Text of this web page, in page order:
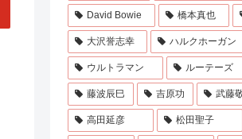
David Bowie 橋本真也
大沢誉志幸 ハルクホーガン
ウルトラマン ルーテーズ
藤波辰巳 吉原功 武藤
高田延彦 松田聖子